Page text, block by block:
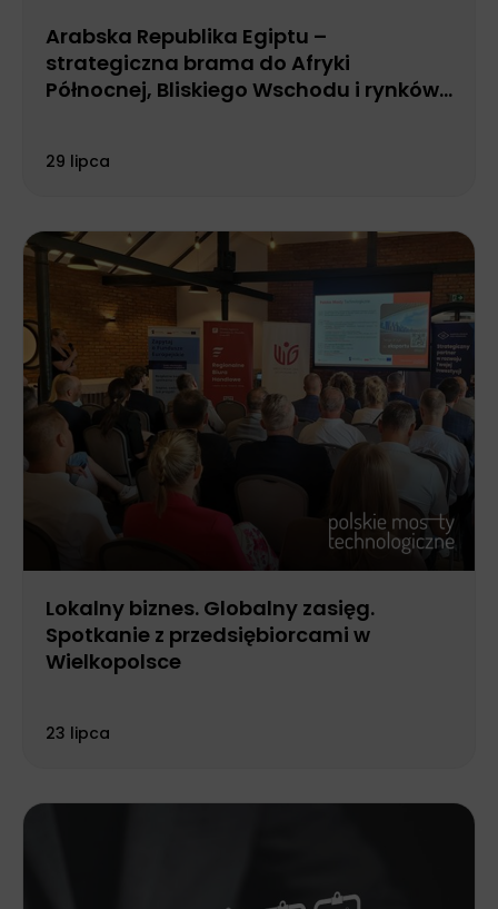
Arabska Republika Egiptu –
strategiczna brama do Afryki
Północnej, Bliskiego Wschodu i rynków
29 lipca
Lokalny biznes. Globalny zasięg.
Spotkanie z przedsiębiorcami w
Wielkopolsce
23 lipca